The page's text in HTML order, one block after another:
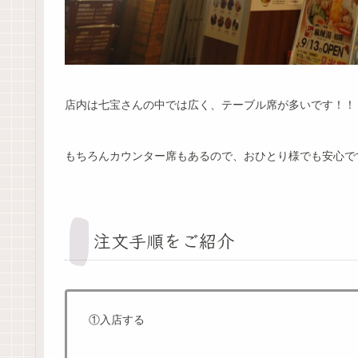
店内は七宝さんの中では広く、テーブル席が多いです！！
もちろんカウンター席もあるので、おひとり様でも安心
注文手順をご紹介
①入店する